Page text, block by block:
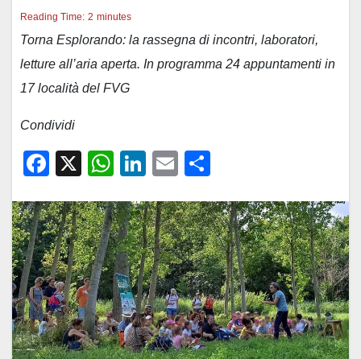
Reading Time: 2 minutes
Torna Esplorando: la rassegna di incontri, laboratori,
letture all’aria aperta. In programma 24 appuntamenti in
17 località del FVG
Condividi
F
c
e
b
o
o
k
X
W
at
s
A
p
p
Li
k
e
dI
n
E
ail n
di
vi
di